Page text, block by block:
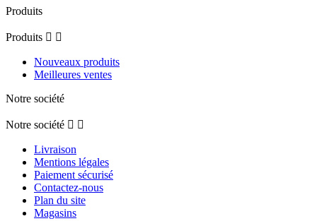
Produits
Produits  
Nouveaux produits
Meilleures ventes
Notre société
Notre société  
Livraison
Mentions légales
Paiement sécurisé
Contactez-nous
Plan du site
Magasins